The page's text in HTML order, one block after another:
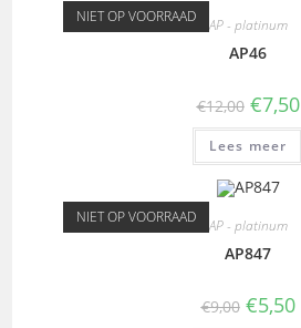
NIET OP VOORRAAD AP - platinum
AP46
€12,00 €7,50
Lees meer
NIET OP VOORRAAD AP - platinum
AP847
€9,00 €5,50